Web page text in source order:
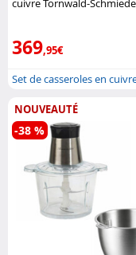
cuivre Tornwald-Schmiede
369,95€
Set de casseroles en
NOUVEAUTÉ
-38 %